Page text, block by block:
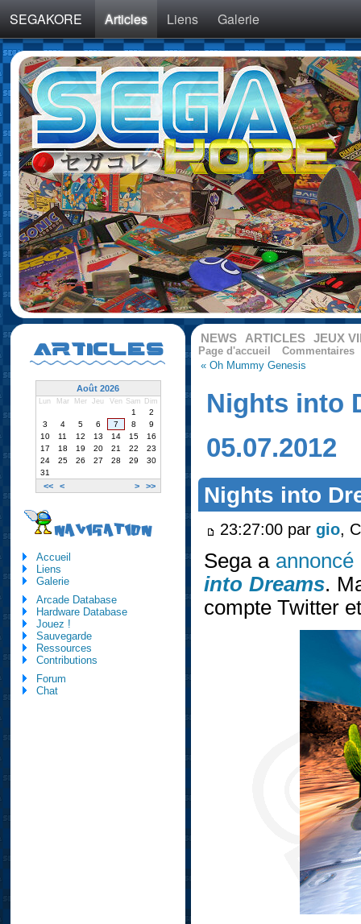
SEGAKORE Articles Liens Galerie
NEWS ARTICLES JEUX
Page d'accueil
Commentaires
« Oh Mummy Genesis
Nights into
05.07.2012
Nights into
23:27:00 pargio,
Sega a annoncé
into Dreams.
compte Twitter
ARTICLES
Août 2026
Lun Mar Mer Jeu Ven Sam Dim
<< < > >>
1
2
3
4 5 6 7 8
9
10
11 12 13 14 15
16
17
18 19 20 21 22
23
24
25 26 27 28 29
30
31
NAVIGATION
Accueil
Liens
Galerie
Arcade Database
Hardware Database
Jouez !
Sauvegarde
Ressources
Contributions
Forum
Chat